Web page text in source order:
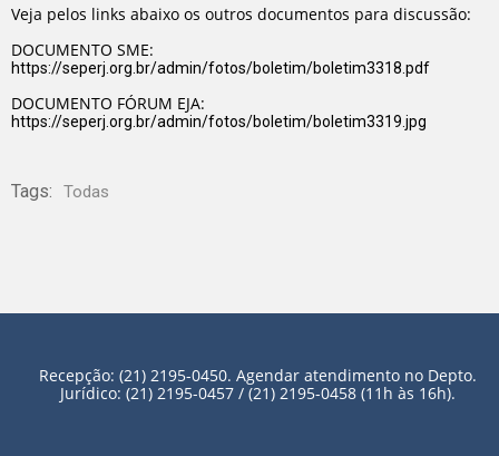
Veja pelos links abaixo os outros documentos para discussão:
DOCUMENTO SME:
https://seperj.org.br/admin/fotos/boletim/boletim3318.pdf
DOCUMENTO FÓRUM EJA:
https://seperj.org.br/admin/fotos/boletim/boletim3319.jpg
Tags: Todas
Recepção: (21) 2195-0450. Agendar atendimento no Depto.
Jurídico: (21) 2195-0457 / (21) 2195-0458 (11h às 16h).